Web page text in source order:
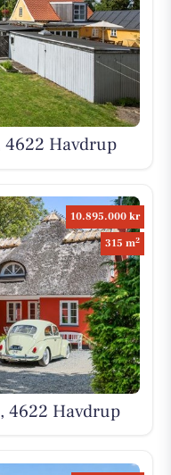
4622 Havdrup
10.895.000 kr
315 m2
4622 Havdrup